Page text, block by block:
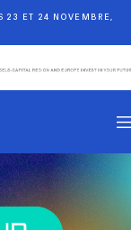
23 ET 24 NOVEMBRE,